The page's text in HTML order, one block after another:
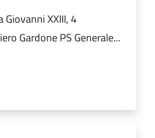
Giovanni XXIII, 4
Gardone PS Generale...